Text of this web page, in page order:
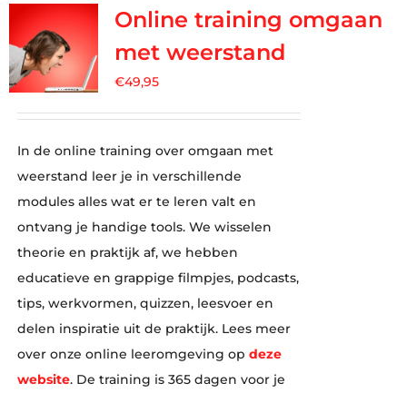
Online training omgaan
met weerstand
€49,95
In de online training over omgaan met
weerstand leer je in verschillende
modules alles wat er te leren valt en
ontvang je handige tools. We wisselen
theorie en praktijk af, we hebben
educatieve en grappige filmpjes, podcasts,
tips, werkvormen, quizzen, leesvoer en
delen inspiratie uit de praktijk. Lees meer
over onze online leeromgeving op deze
website. De training is 365 dagen voor je